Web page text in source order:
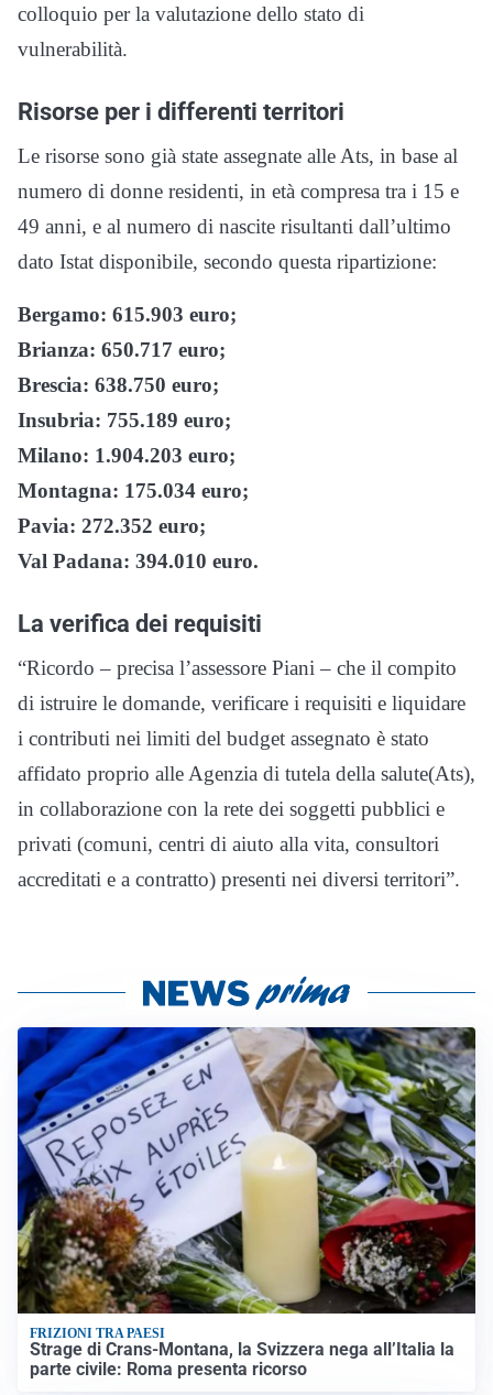
colloquio per la valutazione dello stato di
vulnerabilità.
Risorse per i differenti territori
Le risorse sono già state assegnate alle Ats, in base al
numero di donne residenti, in età compresa tra i 15 e
49 anni, e al numero di nascite risultanti dall’ultimo
dato Istat disponibile, secondo questa ripartizione:
Bergamo: 615.903 euro;
Brianza: 650.717 euro;
Brescia: 638.750 euro;
Insubria: 755.189 euro;
Milano: 1.904.203 euro;
Montagna: 175.034 euro;
Pavia: 272.352 euro;
Val Padana: 394.010 euro.
La verifica dei requisiti
“Ricordo – precisa l’assessore Piani – che il compito
di istruire le domande, verificare i requisiti e liquidare
i contributi nei limiti del budget assegnato è stato
affidato proprio alle Agenzia di tutela della salute(Ats),
in collaborazione con la rete dei soggetti pubblici e
privati (comuni, centri di aiuto alla vita, consultori
accreditati e a contratto) presenti nei diversi territori”.
FRIZIONI TRA PAESI
Strage di Crans-Montana, la Svizzera nega all’Italia la
parte civile: Roma presenta ricorso